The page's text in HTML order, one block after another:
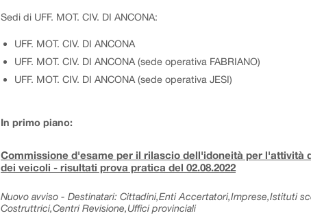
Sedi di UFF. MOT. CIV. DI ANCONA:
UFF. MOT. CIV. DI ANCONA
UFF. MOT. CIV. DI ANCONA (sede operativa FABRIANO)
UFF. MOT. CIV. DI ANCONA (sede operativa JESI)
In primo piano:
Commissione d'esame per il rilascio dell'idoneità per l'attività
dei veicoli - risultati prova pratica del 02.08.2022
Nuovo avviso - Destinatari: Cittadini,Enti Accertatori,Imprese,Istituti
Costruttrici,Centri Revisione,Uffici provinciali